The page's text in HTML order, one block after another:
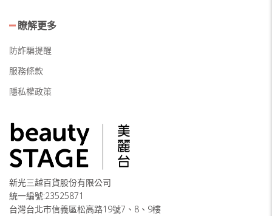
瞭解更多
防詐騙提醒
服務條款
隱私權政策
新光三越百貨股份有限公司
統一編號:23525871
台灣台北市信義區松高路19號7、8、9樓